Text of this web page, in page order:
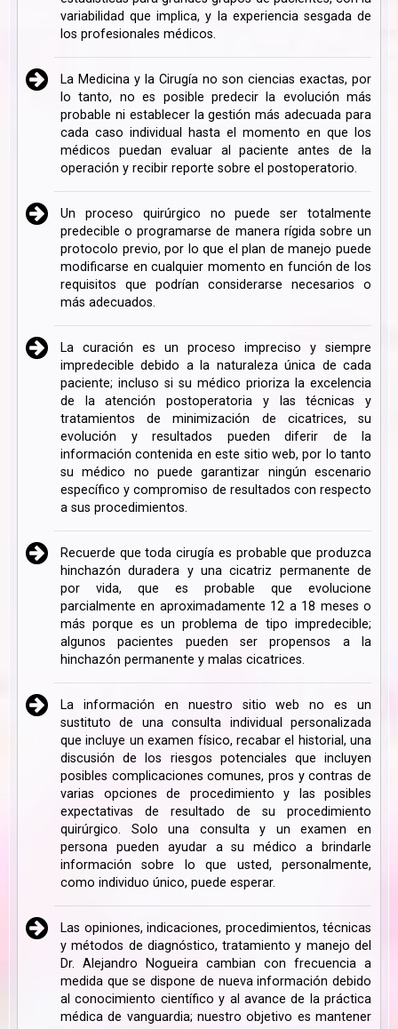
variabilidad que implica, y la experiencia sesgada de
los profesionales médicos.
La Medicina y la Cirugía no son ciencias exactas, por
lo tanto, no es posible predecir la evolución más
probable ni establecer la gestión más adecuada para
cada caso individual hasta el momento en que los
médicos puedan evaluar al paciente antes de la
operación y recibir reporte sobre el postoperatorio.
Un proceso quirúrgico no puede ser totalmente
predecible o programarse de manera rígida sobre un
protocolo previo, por lo que el plan de manejo puede
modificarse en cualquier momento en función de los
requisitos que podrían considerarse necesarios o
más adecuados.
La curación es un proceso impreciso y siempre
impredecible debido a la naturaleza única de cada
paciente; incluso si su médico prioriza la excelencia
de la atención postoperatoria y las técnicas y
tratamientos de minimización de cicatrices, su
evolución y resultados pueden diferir de la
información contenida en este sitio web, por lo tanto
su médico no puede garantizar ningún escenario
específico y compromiso de resultados con respecto
a sus procedimientos.
Recuerde que toda cirugía es probable que produzca
hinchazón duradera y una cicatriz permanente de
por vida, que es probable que evolucione
parcialmente en aproximadamente 12 a 18 meses o
más porque es un problema de tipo impredecible;
algunos pacientes pueden ser propensos a la
hinchazón permanente y malas cicatrices.
La información en nuestro sitio web no es un
sustituto de una consulta individual personalizada
que incluye un examen físico, recabar el historial, una
discusión de los riesgos potenciales que incluyen
posibles complicaciones comunes, pros y contras de
varias opciones de procedimiento y las posibles
expectativas de resultado de su procedimiento
quirúrgico. Solo una consulta y un examen en
persona pueden ayudar a su médico a brindarle
información sobre lo que usted, personalmente,
como individuo único, puede esperar.
Las opiniones, indicaciones, procedimientos, técnicas
y métodos de diagnóstico, tratamiento y manejo del
Dr. Alejandro Nogueira cambian con frecuencia a
medida que se dispone de nueva información debido
al conocimiento científico y al avance de la práctica
médica de vanguardia; nuestro objetivo es mantener